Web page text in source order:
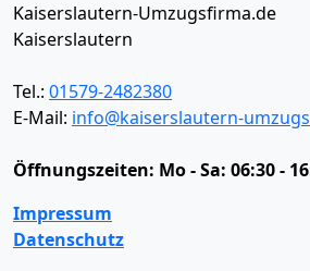
Kaiserslautern-Umzugsfirma.de
Kaiserslautern
Tel.: 01579-2482380
E-Mail: info@kaiserslautern-
Öffnungszeiten: Mo - Sa: 06:30 -
Impressum
Datenschutz